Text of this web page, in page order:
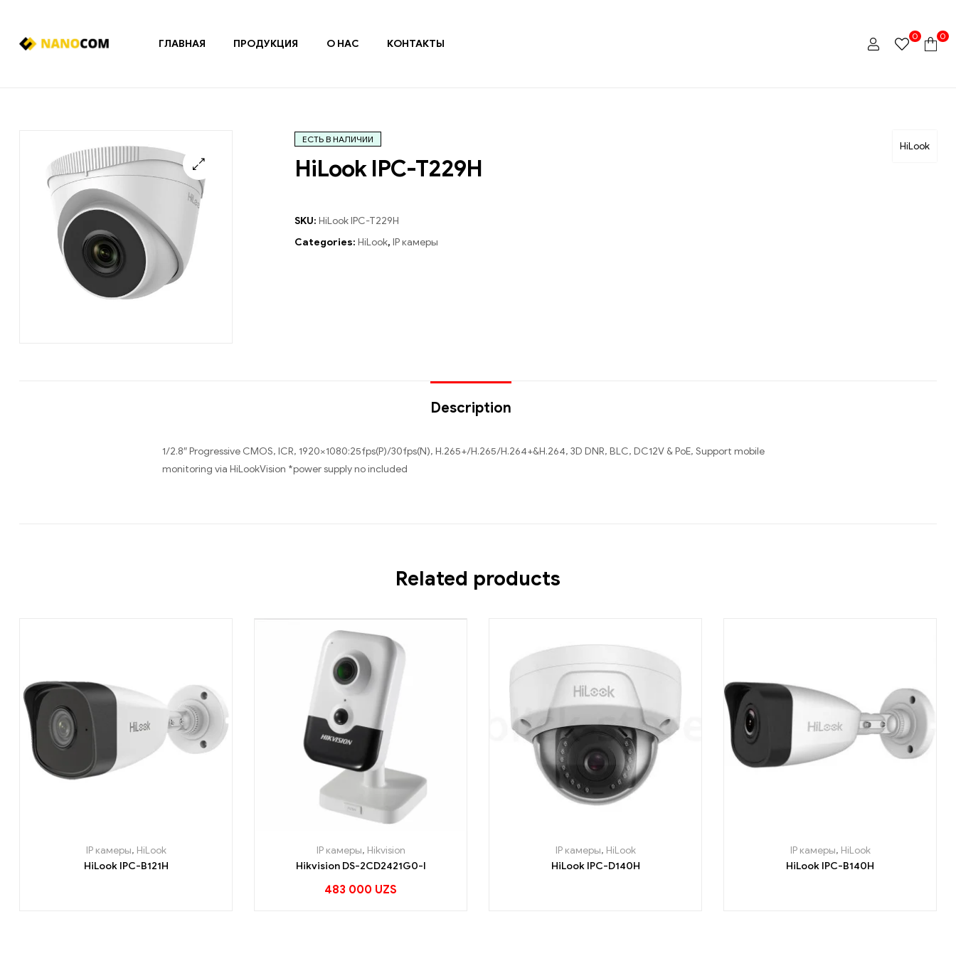
контроля
доступа
ГЛАВНАЯ ПРОДУКЦИЯ О НАС КОНТАКТЫ
0 0
🔍
HiLook
ЕСТЬ В НАЛИЧИИ
HiLook IPC-T229H
SKU: HiLook IPC-T229H
Categories: HiLook, IP камеры
Description
1/2.8″ Progressive CMOS, ICR, 1920×1080:25fps(P)/30fps(N), H.265+/H.265/H.264+&H.264, 3D DNR, BLC, DC12V & PoE, Support mobile
monitoring via HiLookVision *power supply no included
Related products
IP камеры, HiLook
HiLook IPC-B121H
IP камеры, Hikvision
Hikvision DS-2CD2421G0-I
483 000 UZS
IP камеры, HiLook
HiLook IPC-D140H
IP камеры, HiLook
HiLook IPC-B140H